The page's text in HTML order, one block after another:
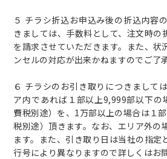
５ チラシ折込お申込み後の折込内容
きましては、手数料として、注文時の
を請求させていただきます。また、状
ンセルの対応が出来かねますのでご了
６ チラシのお引き取りにつきまして
ア内であれば１部以上9,999部以下の
費税別途）を、1万部以上の場合は１
税別途）頂きます。なお、エリア外の
ます。また、引き取り日は当社の指定
行号により異なりますので詳しくはお